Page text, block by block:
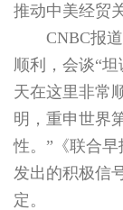
推动中美经贸
CNBC报
顺利，会谈“
天在这里非常
明，重申世界
性。”《联合
发出的积极信
定。